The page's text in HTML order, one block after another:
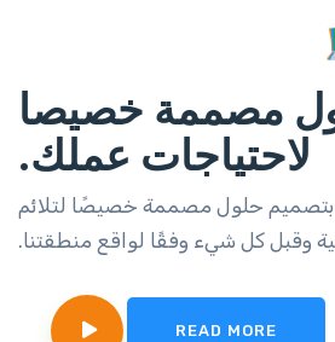
مصممة خصيصا
لاحتياجات عملك.
تقوم AKLAB بتصميم حلول مصممة خصيصًا لتلائم
وقبل كل شيء وفقًا لواقع منطقتنا.
READ MORE